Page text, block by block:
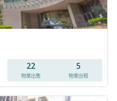
22
物業出售
5
物業出租